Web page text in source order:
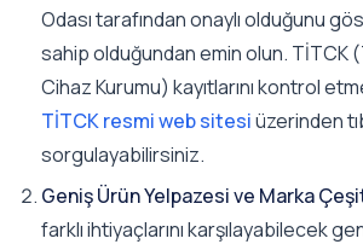
Odası tarafından onaylı olduğunu
sahip olduğundan emin olun. TİTCK
Cihaz Kurumu) kayıtlarını kontrol
TİTCK resmi web sitesiüzerinden
sorgulayabilirsiniz.
Geniş Ürün Yelpazesi ve Marka
farklı ihtiyaçlarını karşılayabilecek